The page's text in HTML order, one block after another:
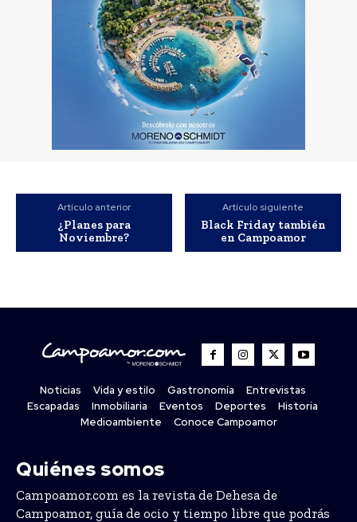
Artículo anterior
¿Planes para
Noviembre?
Artículo siguiente
Black Friday también
en Campoamor
Noticias Vida y estilo Gastronomía
Entrevistas
Escapadas
Inmobiliaria Eventos Deportes
Historia
Medioambiente
Conoce Campoamor
Quiénes somos
Campoamor.com es la revista de Dehesa de
Campoamor, guía de ocio y tiempo libre que podrás